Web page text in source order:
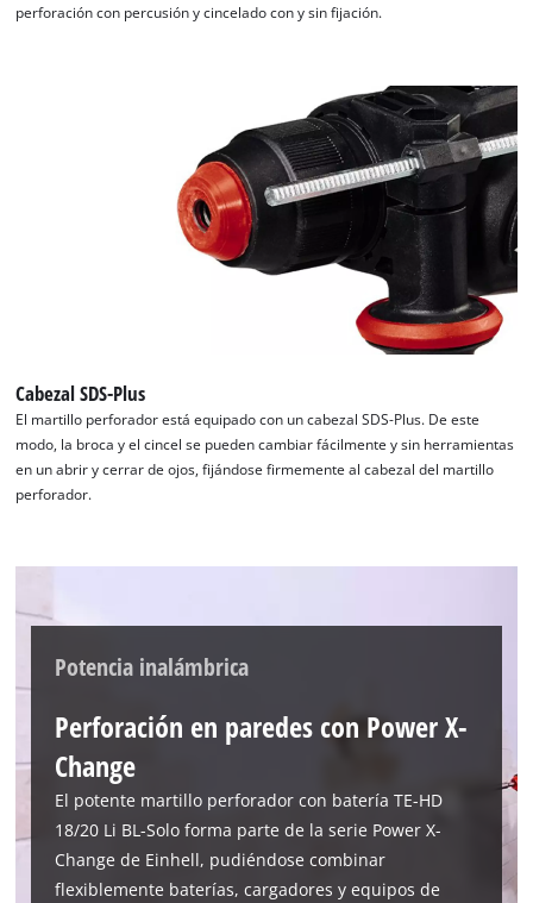
This content is not permitted to load due
the site with their CMP to add this content
to the list of technologies used.
Powered byUsercentrics Consent
Management Platform
perforación con percusión y cincelado con y sin fijación.
Cabezal SDS-Plus
El martillo perforador está equipado con un cabezal SDS-Plus. De este
modo, la broca y el cincel se pueden cambiar fácilmente y sin herramientas
en un abrir y cerrar de ojos, fijándose firmemente al cabezal del martillo
perforador.
Potencia inalámbrica
Perforación en paredes con Power X-
Change
El potente martillo perforador con batería TE-HD
18/20 Li BL-Solo forma parte de la serie Power X-
Change de Einhell, pudiéndose combinar
flexiblemente baterías, cargadores y equipos de